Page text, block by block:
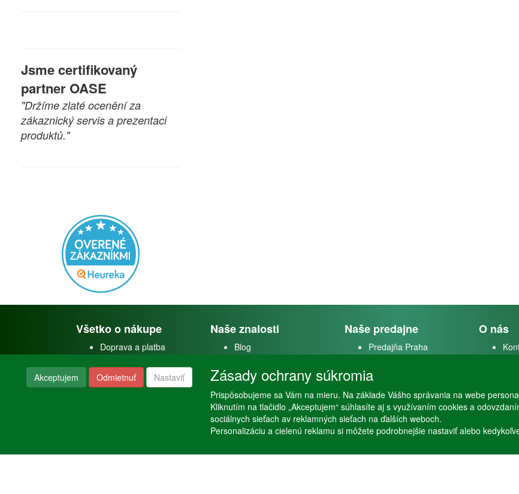
Jsme certifikovaný
partner OASE
"Držíme zlaté ocenění za
zákaznický servis a prezentaci
produktů."
Všetko o nákupe
Doprava a platba
Obchodné podmienky
Reklamačný poriadok
Naše znalosti
Blog
Youtube
Instagram
Poradenstvo
Naše predajne
Predajňa Praha
O nás
Copyright © Stöckl spol. s r. o. 2020, powered byABRA E-
Akceptujem Odmietnuť Nastaviť Zásady ochrany súkromia
Prispôsobujeme sa Vám na mieru. Na základe Vášho správania na webe
Kliknutím na tlačidlo „Akceptujem“ súhlasíte aj s využívaním cookies a
sociálnych sieťach av reklamných sieťach na ďalších weboch.
Personalizáciu a cielenú reklamu si môžete podrobnejšie nastaviť alebo